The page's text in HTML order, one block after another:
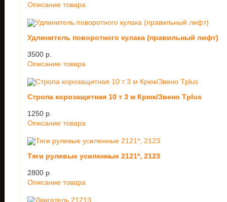
Описание товара
Удлинитель поворотного кулака (правильный лифт)
3500 p.
Описание товара
Стропа корозащитная 10 т 3 м Крюк/Звено Tplus
1250 p.
Описание товара
Тяги рулевые усиленные 2121*, 2123
2800 p.
Описание товара